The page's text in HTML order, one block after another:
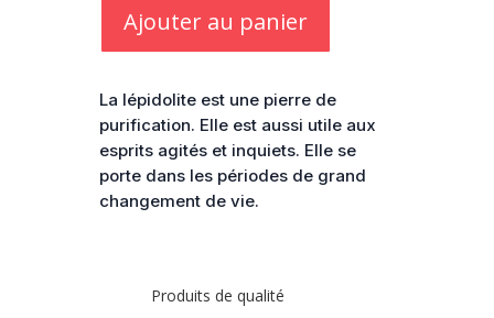
mm
Ajouter au panier
La lépidolite est une pierre de
purification. Elle est aussi utile aux
esprits agités et inquiets. Elle se
porte dans les périodes de grand
changement de vie.
Produits de qualité